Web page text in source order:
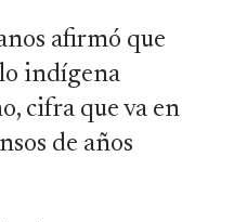
afirmó que
indígena
cifra que va en
de años